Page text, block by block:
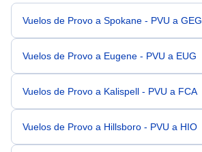
Vuelos de Provo a Spokane - PVU a GEG
Vuelos de Provo a Eugene - PVU a EUG
Vuelos de Provo a Kalispell - PVU a FCA
Vuelos de Provo a Hillsboro - PVU a HIO